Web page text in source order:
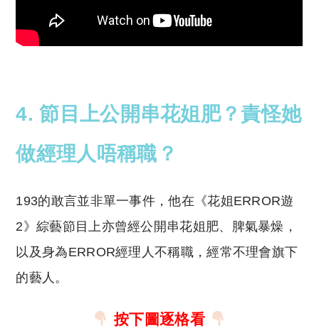
4.節目上公開串花姐肥？責怪她
做經理人唔稱職？
193的敢言並非單一事件，他在《花姐ERROR遊
2》綜藝節目上亦曾經公開串花姐肥、脾氣暴燥，
以及身為ERROR經理人不稱職，經常不理會旗下
的藝人。
按下圖逐格看